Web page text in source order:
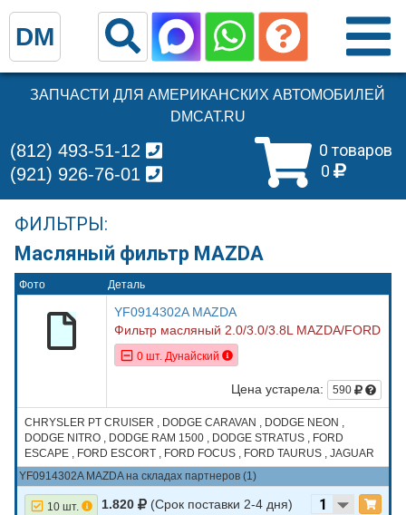
ЗАПЧАСТИ ДЛЯ АМЕРИКАНСКИХ АВТОМОБИЛЕЙ
DMCAT.RU
0 товаров
0
(812) 493-51-12
(921) 926-76-01
ФИЛЬТРЫ:
Масляный фильтр MAZDA
Фото Деталь
YF0914302A MAZDA
Фильтр масляный 2.0/3.0/3.8L MAZDA/FORD
0 шт. Дунайский
Цена устарела: 590
CHRYSLER PT CRUISER , DODGE CARAVAN , DODGE NEON ,
DODGE NITRO , DODGE RAM 1500 , DODGE STRATUS , FORD
ESCAPE , FORD ESCORT , FORD FOCUS , FORD TAURUS , JAGUAR
XTYPE , JEEP CHEROKEE , JEEP GRAND CHEROKEE , JEEP
LIBERTY , MAZDA CX9 , MAZDA TRIBUTE , MAZDA3
YF0914302A MAZDA на складах партнеров (1)
10 шт. 1.820 (Срок поставки 2-4 дня)
DM